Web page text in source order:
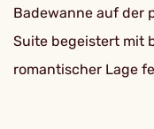
Badewanne auf der
Suite begeistert mit
romantischer Lage